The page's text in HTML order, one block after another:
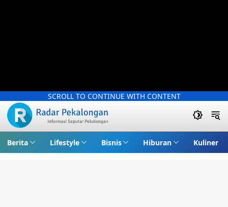
SCROLL TO CONTINUE WITH CONTENT
Berita Lifestyle Bisnis Hiburan Kuliner